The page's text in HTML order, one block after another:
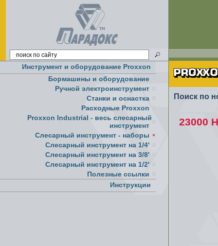
Инструмент и оборудование Proxxon
Бормашины и оборудование
Ручной электроинструмент
Cтанки и оснастка
Расходные Proxxon
Proxxon Industrial - весь слесарный
инструмент
Слесарный инструмент - наборы
Слесарный инструмент на 1/4'
Слесарный инструмент на 3/8'
Слесарный инструмент на 1/2'
Полезные ссылки
Инструкции
Поиск по
23000